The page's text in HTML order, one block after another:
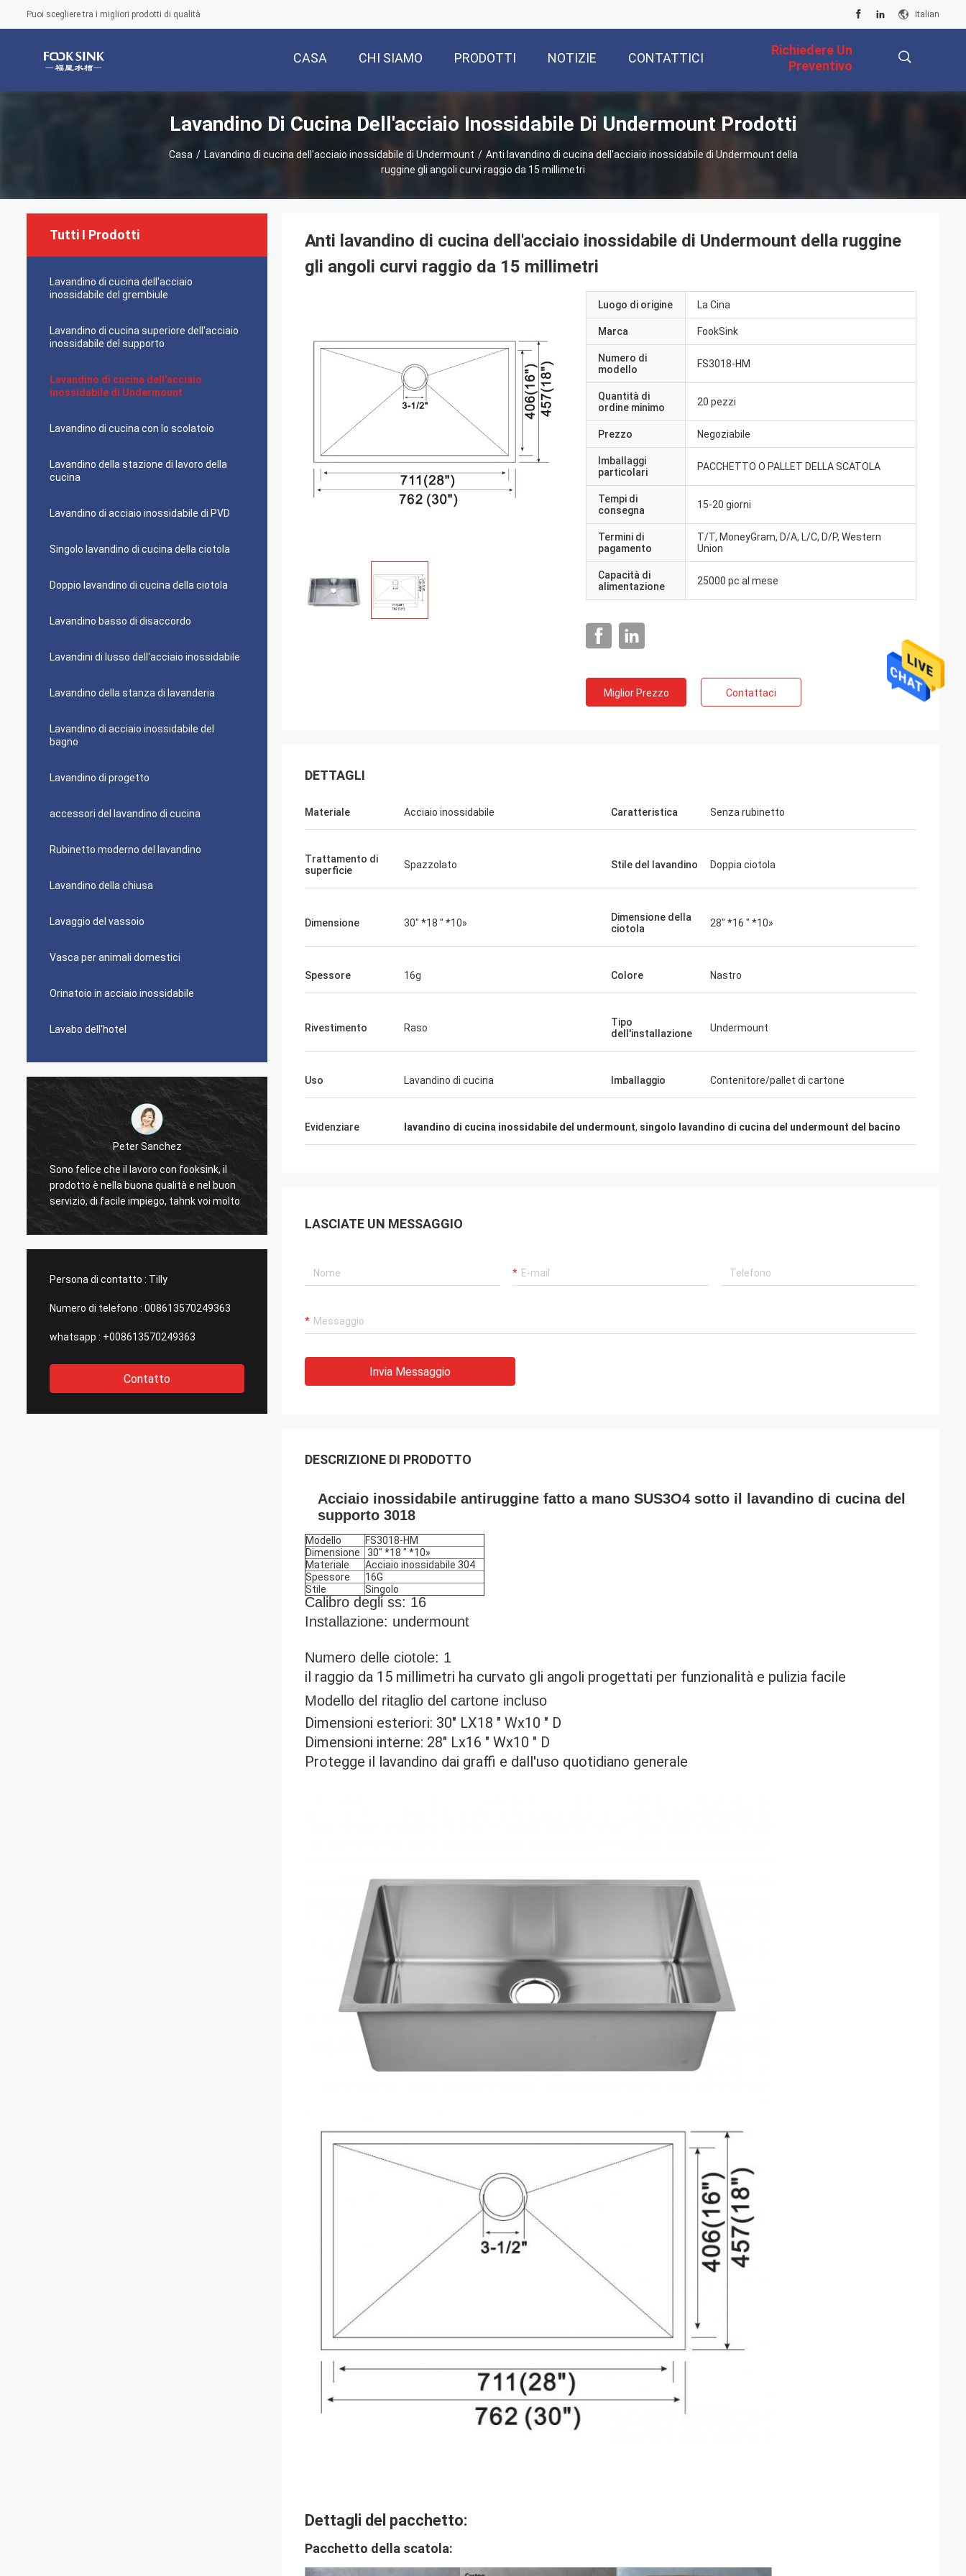
Puoi scegliere tra i migliori prodotti di qualità Italian
CASA CHI SIAMO PRODOTTI NOTIZIE CONTATTICI
Richiedere Un
Preventivo
Lavandino Di Cucina Dell'acciaio Inossidabile Di Undermount Prodotti
Casa / Lavandino di cucina dell'acciaio inossidabile di Undermount / Anti lavandino di cucina dell'acciaio inossidabile di Undermount della
ruggine gli angoli curvi raggio da 15 millimetri
Tutti I Prodotti
Lavandino di cucina dell'acciaio
inossidabile del grembiule
Lavandino di cucina superiore dell'acciaio
inossidabile del supporto
Lavandino di cucina dell'acciaio
inossidabile di Undermount
Lavandino di cucina con lo scolatoio
Lavandino della stazione di lavoro della
cucina
Lavandino di acciaio inossidabile di PVD
Singolo lavandino di cucina della ciotola
Doppio lavandino di cucina della ciotola
Lavandino basso di disaccordo
Lavandini di lusso dell'acciaio inossidabile
Lavandino della stanza di lavanderia
Lavandino di acciaio inossidabile del
bagno
Lavandino di progetto
accessori del lavandino di cucina
Rubinetto moderno del lavandino
Lavandino della chiusa
Lavaggio del vassoio
Vasca per animali domestici
Orinatoio in acciaio inossidabile
Lavabo dell'hotel
con fooksink, il
qualità e nel buon
tahnk voi molto
Gilder di Michelle
È grande. Lo amiamo. Gli angoli non sono
troppo taglienti in modo da è facile da
pulire. Gli scaffali possono essere un
dolore da pulire ma camice che li gradisco.
La più piccola sezione è ancora una
Persona di contatto : Tilly
Numero di telefono : 008613570249363
whatsapp : +008613570249363
Contatto
Anti lavandino di cucina dell'acciaio inossidabile di Undermount della ruggine
gli angoli curvi raggio da 15 millimetri
Luogo di origine La Cina
Marca FookSink
Numero di
modello
FS3018-HM
Quantità di
ordine minimo
20 pezzi
Prezzo Negoziabile
Imballaggi
particolari
PACCHETTO O PALLET DELLA SCATOLA
Tempi di
consegna
15-20 giorni
Termini di
pagamento
T/T, MoneyGram, D/A, L/C, D/P, Western
Union
Capacità di
alimentazione
25000 pc al mese
Miglior Prezzo Contattaci
DETTAGLI
Materiale Acciaio inossidabile Caratteristica Senza rubinetto
Trattamento di
superficie
Spazzolato Stile del lavandino Doppia ciotola
Dimensione 30" *18 " *10»
Dimensione della
ciotola
28" *16 " *10»
Spessore 16g Colore Nastro
Rivestimento Raso
Tipo
dell'installazione
Undermount
Uso Lavandino di cucina Imballaggio Contenitore/pallet di cartone
Evidenziare lavandino di cucina inossidabile del undermount, singolo lavandino di cucina del undermount del bacino
LASCIATE UN MESSAGGIO
Invia Messaggio
DESCRIZIONE DI PRODOTTO
Acciaio inossidabile antiruggine fatto a mano SUS3O4 sotto il lavandino di cucina del
supporto 3018
Modello
FS3018-HM
Dimensione
30" *18 " *10»
Materiale
Acciaio inossidabile 304
Spessore
16G
Stile
Singolo
Calibro degli ss: 16
Installazione: undermount
Numero delle ciotole: 1
il raggio da 15 millimetri ha curvato gli angoli progettati per funzionalità e pulizia facile
Modello del ritaglio del cartone incluso
Dimensioni esteriori: 30" LX18 " Wx10 " D
Dimensioni interne: 28" Lx16 " Wx10 " D
Protegge il lavandino dai graffi e dall'uso quotidiano generale
Dettagli del pacchetto:
Pacchetto della scatola: